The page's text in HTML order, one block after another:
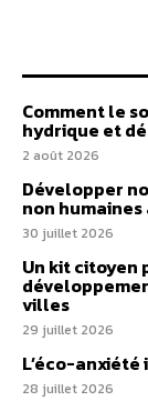
Comment le
hydrique et
2 août 2026
Développer
non
30 juillet 2026
Un kit citoyen
villes
29 juillet 2026
L’éco-
28 juillet 2026